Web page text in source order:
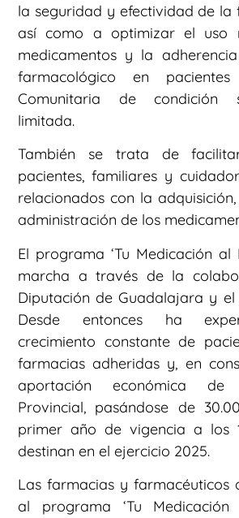
la seguridad y efectividad de la
así como a optimizar el uso
medicamentos y la
farmacológico en
Comunitaria de condición
limitada.
También se trata de
pacientes, familiares y
relacionados con la
administración de los
El programa ‘Tu Medicación al
marcha a través de la
Diputación de Guadalajara y
Desde entonces ha
crecimiento constante de
farmacias adheridas y, en
aportación económica de
Provincial, pasándose de
primer año de vigencia a los
destinan en el ejercicio 2025.
Las farmacias y farmacéuticos
al programa ‘Tu